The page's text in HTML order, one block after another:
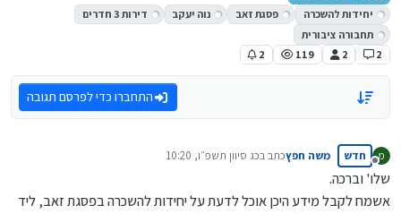
יחידות להשכרה
פסגת זאב נוה יעקב
דירות 3 חדרים
תחבורה ציבורית
2
2
119
2
התחברו כדי לפרסם תגובה
מ
מנותק
חדש משה חפץכתב בכג סיוון תשפ״ו, 10:20
נערך לאחרונה על ידי
שלו' וברכה.
אשמח לקבל מידע היכן אוכל לדעת על יחידות להשכרה בפסגת זאב, ליד